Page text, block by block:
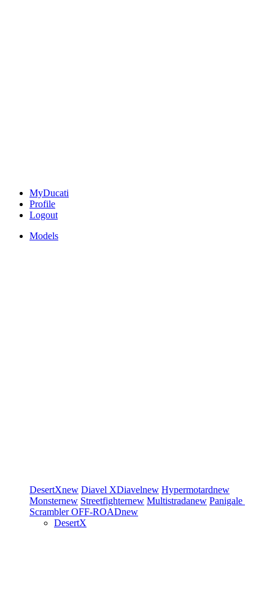
MyDucati
Profile
Logout
Models
DesertXnew Diavel XDiavelnew Hypermotardnew
Monsternew Streetfighternew Multistradanew Panigale
ScramblerOFF-ROADnew
DesertX